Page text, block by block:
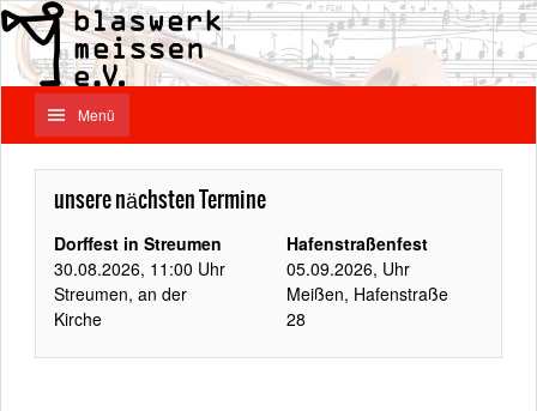
Menü
unsere nächsten Termine
Dorffest in Streumen
30.08.2026, 11:00 Uhr
Streumen, an der
Kirche
Hafenstraßenfest
05.09.2026, Uhr
Meißen, Hafenstraße
28